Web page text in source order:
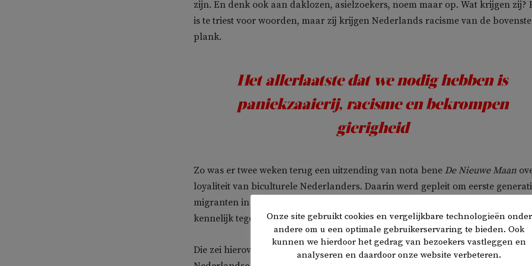
zijn. En denk ook aan daklozen, asielzoekers, noem maar op. Wat krijgen zij?
is te triest voor woorden, maar zij krijgen Nederlands racisme van de bovenste
plank.
Het allerlaatste dat we nodig hebben is
paniekzaaierij, racisme en bekrompen
gierigheid
Zo was er twee weken terug een uitzending van nota bene De Nieuwe Maan
loyaliteit van biculturele Nederlanders. Daarin werd gepleit om eerste
migranten in hun moedertaal voor te lichten over het coronavirus. Dat was
kennelijk tegen het zere been van nationalist Jan Roos.
Die zei hierover het volgende: ‘Als die mensen gewoon hadden meegedaan in de
Onze site gebruikt cookies en vergelijkbare technologieën onder
andere om u een optimale gebruikerservaring te bieden. Ook
kunnen we hierdoor het gedrag van bezoekers vastleggen en
analyseren en daardoor onze website verbeteren.